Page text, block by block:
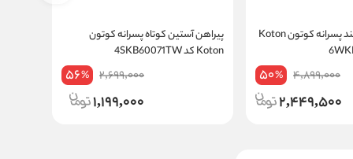
پیراهن آستین بلند پسرانه کوتون Koton
4,899,000
50%
2,449,500
پیراهن آستین کوتاه پسرانه کوتون
Koton کد 4SKB60071TW
2,699,000
56%
1,199,000